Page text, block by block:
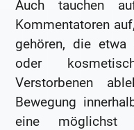
Auch tauchen
Kommentatoren
gehören, die etwa
oder
Verstorbenen
Bewegung
eine möglichst